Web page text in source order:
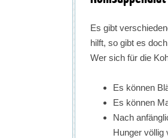
Es gibt
hilft, so gibt es
Wer sich für die
Es können
Es können
Nach
Hunger völlig